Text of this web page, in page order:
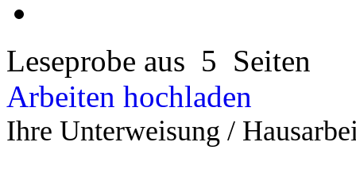
Leseprobe aus 5 Seiten
Arbeiten hochladen
Ihre Unterweisung /